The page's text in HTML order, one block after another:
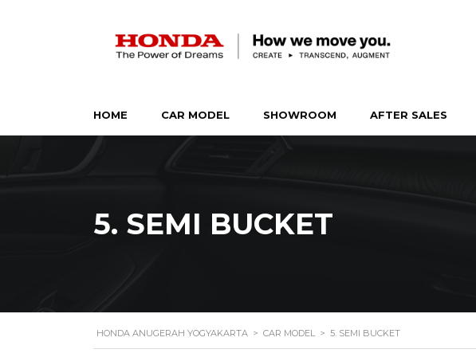
HOME CAR MODEL SHOWROOM AFTER SALES
5. SEMI BUCKET
HONDA ANUGERAH YOGYAKARTA > CAR MODEL > 5. SEMI BUCKET